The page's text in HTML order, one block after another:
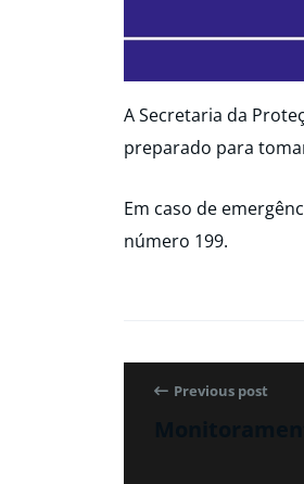
A Secretaria da
preparado para
Em caso de
número 199.
Previous post